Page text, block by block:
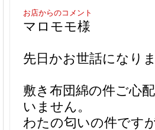
お店からのコメント
マロモモ様
先日かお世話になり
敷き布団綿の件ご心
いません。
わたの匂いの件です